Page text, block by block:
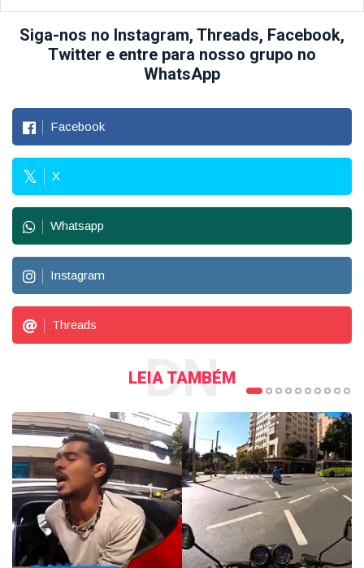
Siga-nos no Instagram, Threads, Facebook,
Twitter e entre para nosso grupo no
WhatsApp
Facebook
X
Whatsapp
Instagram
Threads
LEIA TAMBÉM
DN